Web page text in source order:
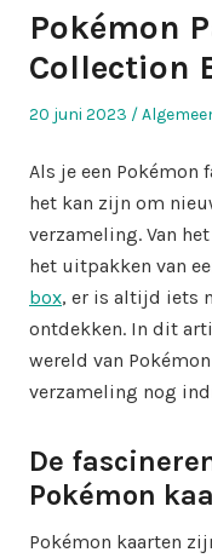
Pokémon
Collection
Geplaatst
20 juni 2023
Als je een Pokémon
het kan zijn om
verzameling. Van
het uitpakken van
box, er is altijd iets
ontdekken. In dit
wereld van
verzameling nog
De
Pokémon
Pokémon kaarten